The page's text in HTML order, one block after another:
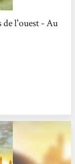
l'ouest - Au